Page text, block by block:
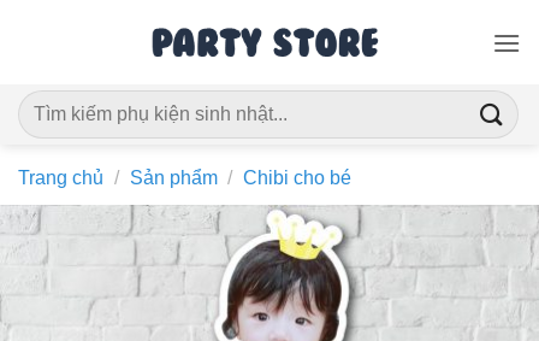
dung
Tìm
kiếm:
Trang chủ / Sản phẩm / Chibi cho bé